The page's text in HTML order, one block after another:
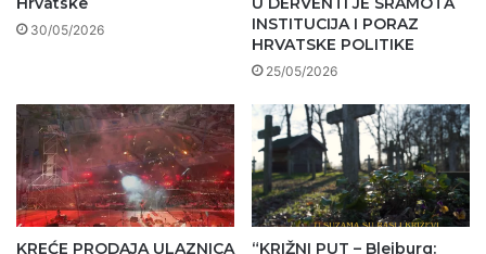
30/05/2026
INSTITUCIJA I PORAZ
HRVATSKE POLITIKE
25/05/2026
KREĆE PRODAJA ULAZNICA
“KRIŽNI PUT – Bleiburg: